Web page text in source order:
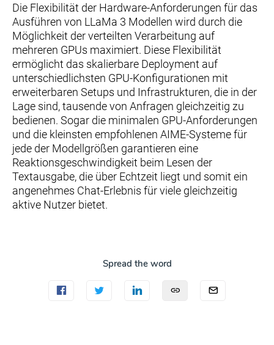
Die Flexibilität der Hardware-Anforderungen für das
Ausführen von LLaMa 3 Modellen wird durch die
Möglichkeit der verteilten Verarbeitung auf
mehreren GPUs maximiert. Diese Flexibilität
ermöglicht das skalierbare Deployment auf
unterschiedlichsten GPU-Konfigurationen mit
erweiterbaren Setups und Infrastrukturen, die in der
Lage sind, tausende von Anfragen gleichzeitig zu
bedienen. Sogar die minimalen GPU-Anforderungen
und die kleinsten empfohlenen AIME-Systeme für
jede der Modellgrößen garantieren eine
Reaktionsgeschwindigkeit beim Lesen der
Textausgabe, die über Echtzeit liegt und somit ein
angenehmes Chat-Erlebnis für viele gleichzeitig
aktive Nutzer bietet.
Spread the word